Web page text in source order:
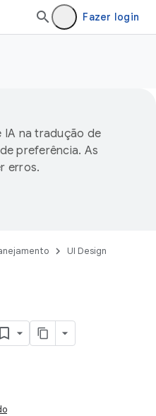
Fazer login
IA na tradução de
preferência. As
erros.
UI Design